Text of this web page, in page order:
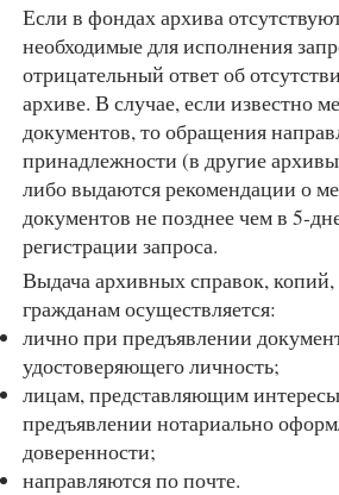
Если в фондах архива
необходимые для исполнения
отрицательный ответ об
архиве. В случае, если известно
документов, то обращения
принадлежности (в другие
либо выдаются рекомендации о
документов не позднее чем в 5-
регистрации запроса.
Выдача архивных справок,
гражданам осуществляется:
лично при предъявлении
удостоверяющего личность;
лицам, представляющим
предъявлении нотариально
доверенности;
направляются по почте.